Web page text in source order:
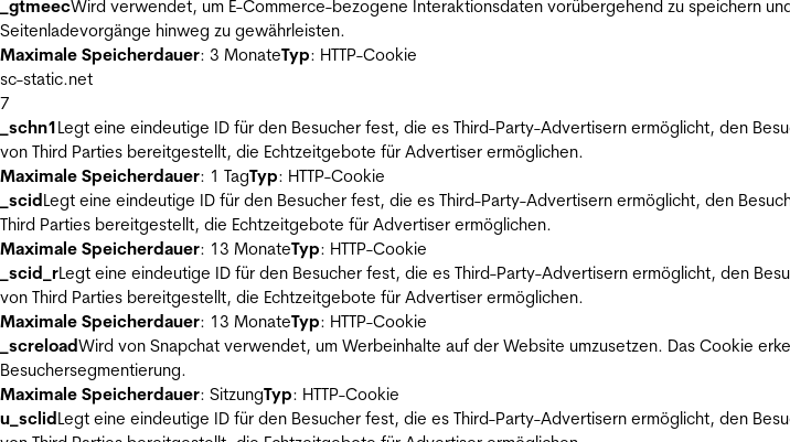
_gtmeecWird verwendet, um E-Commerce-bezogene Interaktionsdaten vorübergehend zu speichern
Seitenladevorgänge hinweg zu gewährleisten.
Maximale Speicherdauer: 3 MonateTyp: HTTP-Cookie
sc-static.net
7
_schn1Legt eine eindeutige ID für den Besucher fest, die es Third-Party-Advertisern ermöglicht, den
von Third Parties bereitgestellt, die Echtzeitgebote für Advertiser ermöglichen.
Maximale Speicherdauer: 1 TagTyp: HTTP-Cookie
_scidLegt eine eindeutige ID für den Besucher fest, die es Third-Party-Advertisern ermöglicht, den
Third Parties bereitgestellt, die Echtzeitgebote für Advertiser ermöglichen.
Maximale Speicherdauer: 13 MonateTyp: HTTP-Cookie
_scid_rLegt eine eindeutige ID für den Besucher fest, die es Third-Party-Advertisern ermöglicht, den
von Third Parties bereitgestellt, die Echtzeitgebote für Advertiser ermöglichen.
Maximale Speicherdauer: 13 MonateTyp: HTTP-Cookie
_screloadWird von Snapchat verwendet, um Werbeinhalte auf der Website umzusetzen. Das Cookie
Besuchersegmentierung.
Maximale Speicherdauer: SitzungTyp: HTTP-Cookie
u_sclidLegt eine eindeutige ID für den Besucher fest, die es Third-Party-Advertisern ermöglicht, den